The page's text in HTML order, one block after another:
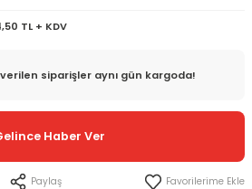
TL + KDV
verilen siparişler aynı gün kargoda!
Haber Ver
Paylaş